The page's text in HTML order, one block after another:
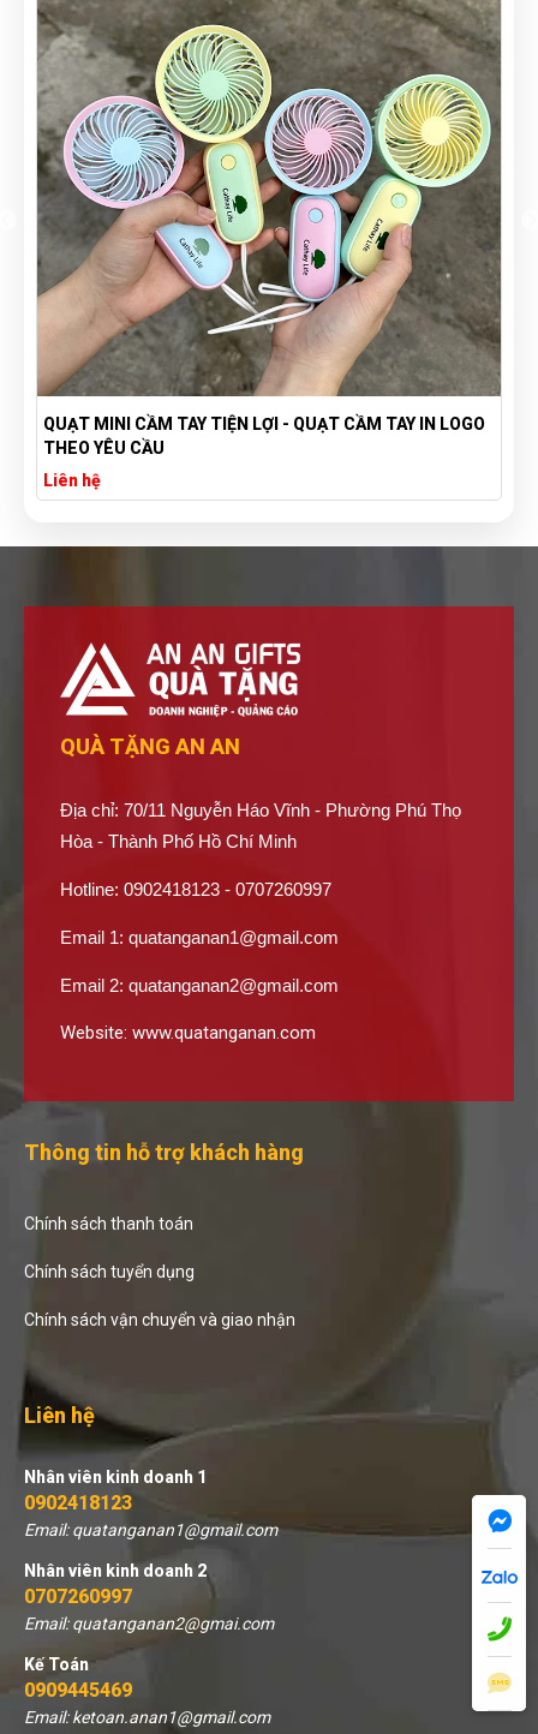
QUẠT MINI CẦM TAY TIỆN LỢI - QUẠT CẦM TAY IN LOGO
THEO YÊU CẦU
Liên hệ
QUÀ TẶNG AN AN
Địa chỉ: 70/11 Nguyễn Háo Vĩnh - Phường Phú Thọ
Hòa - Thành Phố Hồ Chí Minh
Hotline: 0902418123 - 0707260997
Email 1: quatanganan1@gmail.com
Email 2: quatanganan2@gmail.com
Website: www.quatanganan.com
Thông tin hỗ trợ khách hàng
Chính sách thanh toán
Chính sách tuyển dụng
Chính sách vận chuyển và giao nhận
Liên hệ
Nhân viên kinh doanh 1
0902418123
Email: quatanganan1@gmail.com
Nhân viên kinh doanh 2
0707260997
Email: quatanganan2@gmai.com
Kế Toán
0909445469
Email: ketoan.anan1@gmail.com